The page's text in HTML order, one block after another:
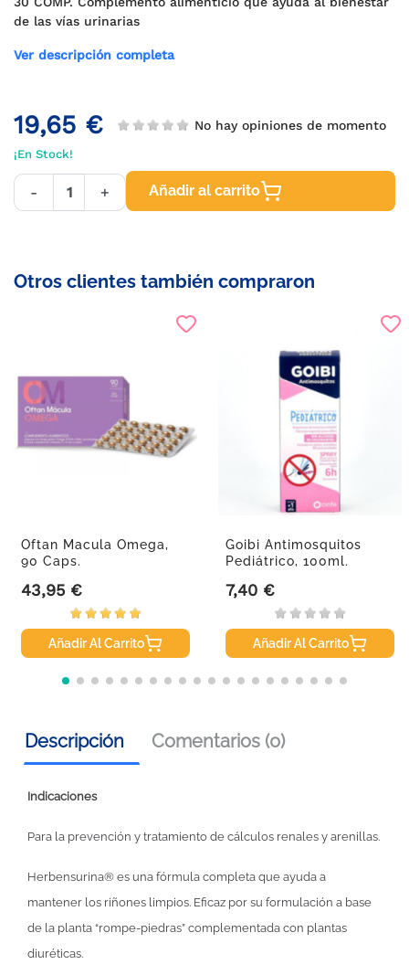
de las vías urinarias
Ver descripción completa
19,65 € No hay opiniones de momento
¡En Stock!
- + Añadir al carrito
Otros clientes también compraron
Oftan Macula Omega,
90 Caps.
Precio
43,95 €
Añadir Al Carrito
Goibi Antimosquitos
Pediátrico, 100ml.
Precio
7,40 €
Añadir Al Carrito
Descripción Comentarios (0)
Indicaciones
Para la prevención y tratamiento de cálculos renales y arenillas.
Herbensurina® es una fórmula completa que ayuda a
mantener los riñones limpios. Eficaz por su formulación a base
de la planta “rompe-piedras” complementada con plantas
diuréticas.